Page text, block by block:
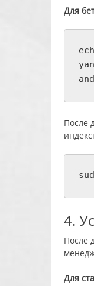
Для
После
4.
После
Для